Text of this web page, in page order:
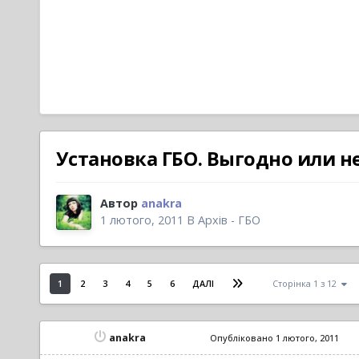
Установка ГБО. Выгодно или
Автор anakra
1 лютого, 2011 В Архів - ГБО
1 2 3 4 5 6 ДАЛІ Сторінка 1 з 12
anakra Опубліковано 1 лютого, 2011